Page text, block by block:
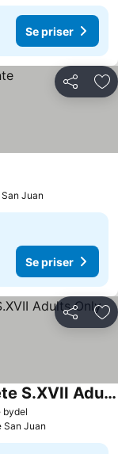
Se priser
Del
Juan
Se priser
Del
bydel
Hotel Boutique Alicante Palacete S.XVII Adults Only
San Juan